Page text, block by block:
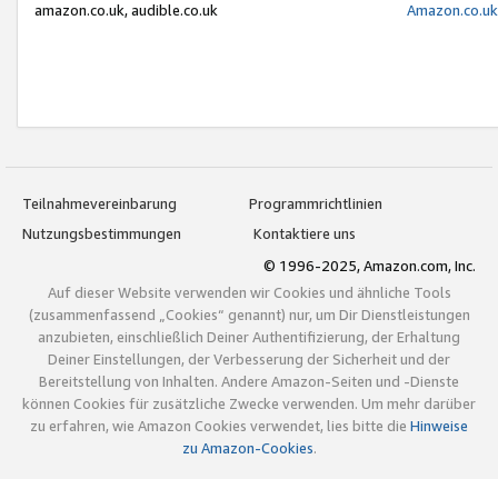
amazon.co.uk, audible.co.uk
Teilnahmevereinbarung
Programmrichtlinien
Nutzungsbestimmungen
Kontaktiere uns
© 1996-2025, Amazon.com, Inc.
Auf dieser Website verwenden wir Cookies und ähnliche Tools
(zusammenfassend „Cookies“ genannt) nur, um Dir Dienstleistungen
anzubieten, einschließlich Deiner Authentifizierung, der Erhaltung
Deiner Einstellungen, der Verbesserung der Sicherheit und der
Bereitstellung von Inhalten. Andere Amazon-Seiten und -Dienste
können Cookies für zusätzliche Zwecke verwenden. Um mehr darüber
zu erfahren, wie Amazon Cookies verwendet, lies bitte die Hinweise
zu Amazon-Cookies.